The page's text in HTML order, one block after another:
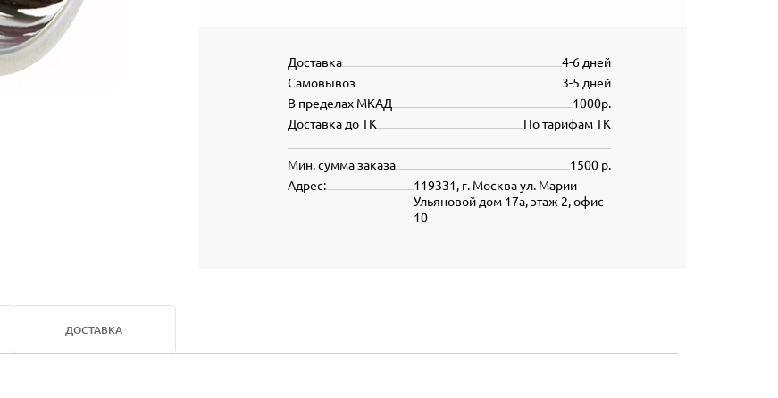
4-6 дней
Доставка
3-5 дней
Самовывоз
1000р.
В пределах МКАД
По тарифам ТК
Доставка до ТК
1500 р.
Мин. сумма заказа
119331, г. Москва ул. Марии
Ульяновой дом 17а, этаж 2, офис
10
Адрес:
ДОСТАВКА